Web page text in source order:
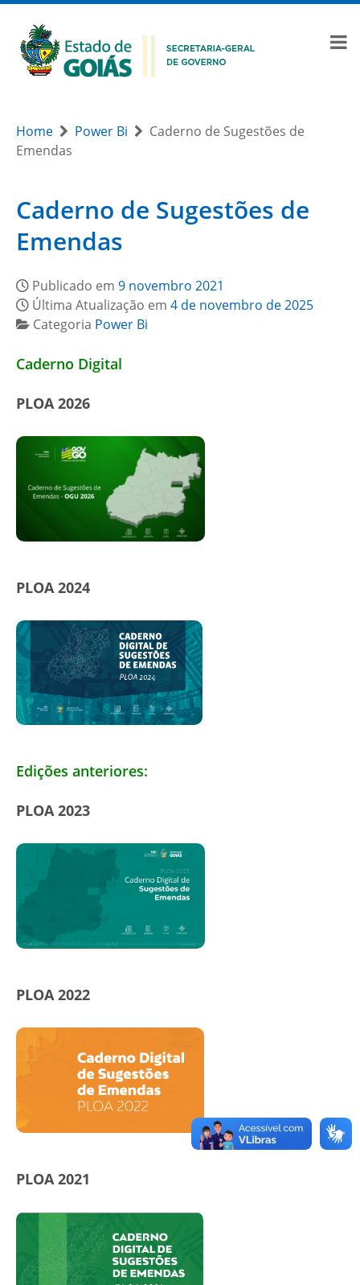
Home Power Bi
Caderno de Sugestões de
Emendas
Caderno de Sugestões de
Emendas
Publicado em 9 novembro 2021
Última Atualização em 4 de novembro de 2025
Categoria Power Bi
Caderno Digital
PLOA 2026
PLOA 2024
Edições anteriores:
PLOA 2023
PLOA 2022
PLOA 2021